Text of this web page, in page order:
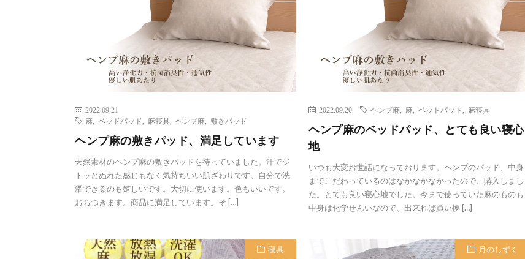
2022.09.21
麻
ベッドパッド 麻寝具 ヘンプ麻 敷きパッド
ヘンプ麻の敷きパッド、満足しています
天然素材のヘンプ麻の敷きパッドを待っていました。汗でジ
トッとぬれた感じもなく気持ちいい肌ざわりです。自分で洗
濯できるのも嬉しいです。大切に使います。色もいいです。
おちつきます。商品に満足しています。そ […]
2022.09.20 ヘンプ麻 麻 ,ベッドパッド 麻寝具
ヘンプ麻のベッドパッド、とても良い寝心
地
いつも大変お世話になっております。ヘンプのパッド、中身
までこだわっているのはなかなかなかったので、購入しまし
た。とても良い寝心地でした。今まで使っていた麻のものも
中身は化学せんいなので、出来れば買い換 […]
寝具 月のしずく